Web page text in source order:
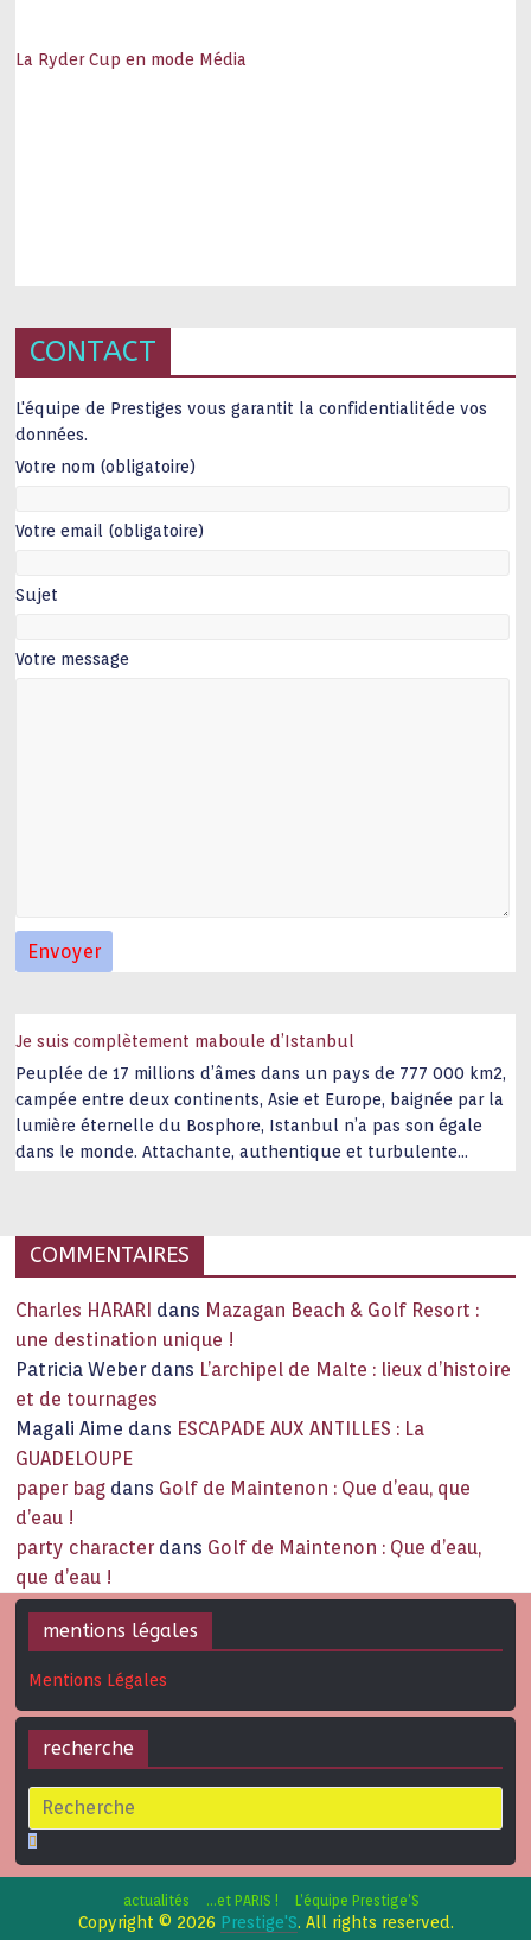
La Ryder Cup en mode Média
CONTACT
L'équipe de Prestiges vous garantit la confidentialitéde vos
données.
Votre nom (obligatoire)
Votre email (obligatoire)
Sujet
Votre message
Je suis complètement maboule d’Istanbul
Peuplée de 17 millions d’âmes dans un pays de 777 000 km2,
campée entre deux continents, Asie et Europe, baignée par la
lumière éternelle du Bosphore, Istanbul n’a pas son égale
dans le monde. Attachante, authentique et turbulente
COMMENTAIRES
Charles HARARI dans Mazagan Beach & Golf Resort :
une destination unique !
Patricia Weber dans L’archipel de Malte : lieux d’histoire
et de tournages
Magali Aime dans ESCAPADE AUX ANTILLES : La
GUADELOUPE
paper bag dans Golf de Maintenon : Que d’eau, que
d’eau !
party character dans Golf de Maintenon : Que d’eau,
que d’eau !
mentions légales
Mentions Légales
recherche
actualités …et PARIS ! L’équipe Prestige’S
Copyright © 2026 Prestige'S. All rights reserved.